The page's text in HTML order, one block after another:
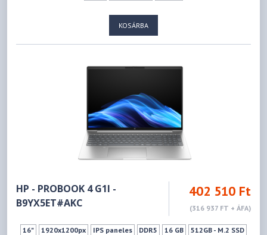
KOSÁRBA
HP - PROBOOK 4 G1I -
B9YX5ET#AKC
402 510 Ft
(316 937 FT + ÁFA)
16" 1920x1200px IPS paneles DDR5 16 GB
512GB - M.2 SSD